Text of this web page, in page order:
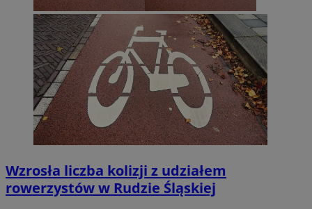
Wzrosła liczba kolizji z udziałem
rowerzystów w Rudzie Śląskiej